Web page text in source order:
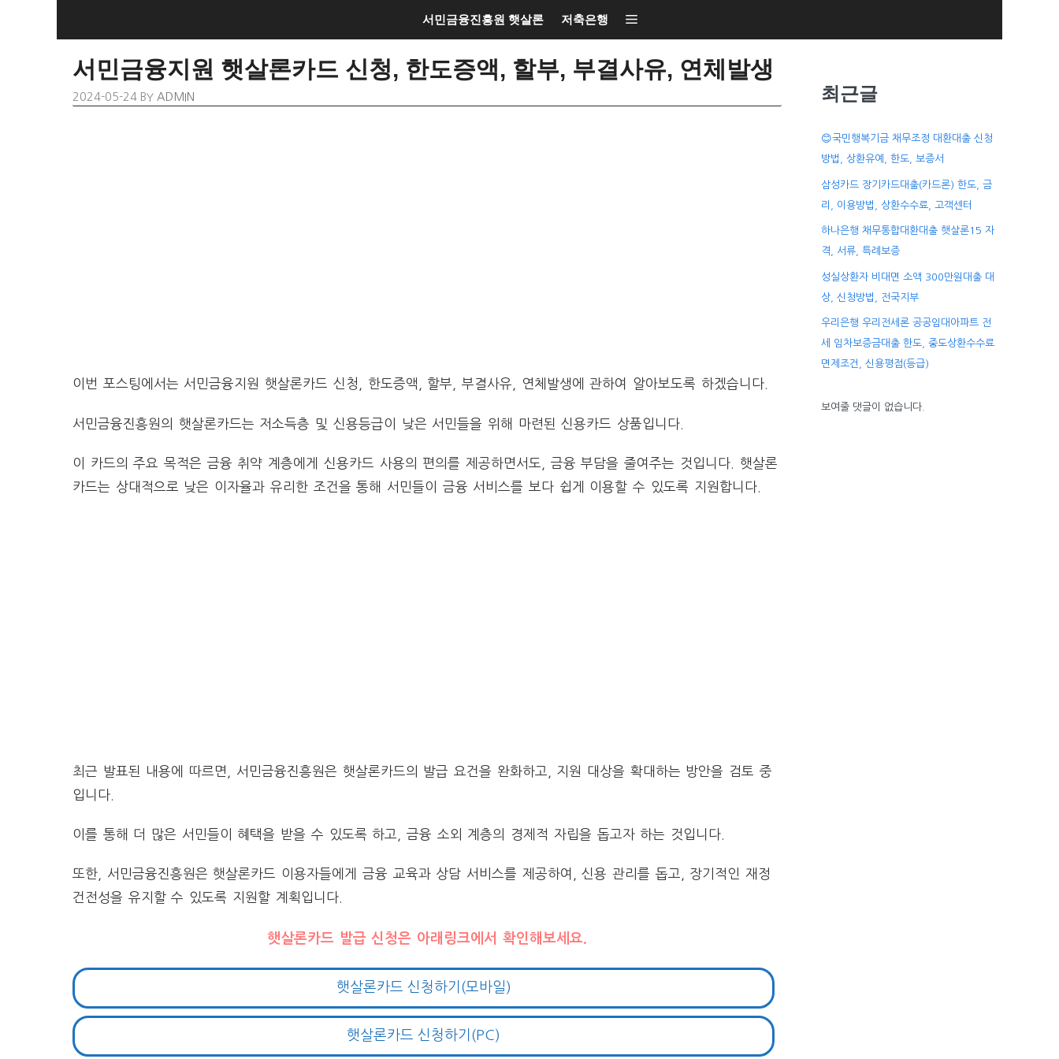
서민금융진흥원 햇살론 저축은행
서민금융지원 햇살론카드 신청, 한도증액, 할부, 부결사유, 연체발생
2024-05-24 BY ADMIN
이번 포스팅에서는 서민금융지원 햇살론카드 신청, 한도증액, 할부, 부결사유, 연체발생에 관하여 알아보도록 하겠습니다.
서민금융진흥원의 햇살론카드는 저소득층 및 신용등급이 낮은 서민들을 위해 마련된 신용카드 상품입니다.
이 카드의 주요 목적은 금융 취약 계층에게 신용카드 사용의 편의를 제공하면서도, 금융 부담을 줄여주는 것입니다. 햇살론
카드는 상대적으로 낮은 이자율과 유리한 조건을 통해 서민들이 금융 서비스를 보다 쉽게 이용할 수 있도록 지원합니다.
최근 발표된 내용에 따르면, 서민금융진흥원은 햇살론카드의 발급 요건을 완화하고, 지원 대상을 확대하는 방안을 검토 중
입니다.
이를 통해 더 많은 서민들이 혜택을 받을 수 있도록 하고, 금융 소외 계층의 경제적 자립을 돕고자 하는 것입니다.
또한, 서민금융진흥원은 햇살론카드 이용자들에게 금융 교육과 상담 서비스를 제공하여, 신용 관리를 돕고, 장기적인 재정
건전성을 유지할 수 있도록 지원할 계획입니다.
햇살론카드 발급 신청은 아래링크에서 확인해보세요.
햇살론카드 신청하기(모바일)
햇살론카드 신청하기(PC)
최근글
😊국민행복기금 채무조정 대환대출 신청
방법, 상환유예, 한도, 보증서
삼성카드 장기카드대출(카드론) 한도, 금
리, 이용방법, 상환수수료, 고객센터
하나은행 채무통합대환대출 햇살론15 자
격, 서류, 특례보증
성실상환자 비대면 소액 300만원대출 대
상, 신청방법, 전국지부
우리은행 우리전세론 공공임대아파트 전
세 임차보증금대출 한도, 중도상환수수료
면제조건, 신용평점(등급)
보여줄 댓글이 없습니다.